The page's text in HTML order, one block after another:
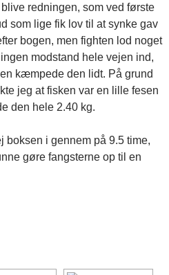
redningen, som ved første
som lige fik lov til at synke gav
bogen, men fighten lod noget
modstand hele vejen ind,
kæmpede den lidt. På grund
jeg at fisken var en lille fesen
den hele 2.40 kg.
boksen i gennem på 9.5 time,
gøre fangsterne op til en